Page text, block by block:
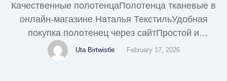
Качественные полотенцаПолотенца тканевые в
онлайн-магазине Наталья ТекстильУдобная
покупка полотенец через сайтПростой и
интуитивно понятный процесс заказа полотенец
на сайте. В случае возникновения вопросов, вы
Uta Birtwistle February 17, 2026